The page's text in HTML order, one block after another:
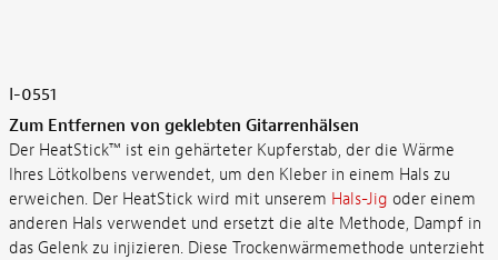
I-0551
Zum Entfernen von geklebten Gitarrenhälsen
Der HeatStick™ ist ein gehärteter Kupferstab, der die Wärme
Ihres Lötkolbens verwendet, um den Kleber in einem Hals zu
erweichen. Der HeatStick wird mit unserem Hals-Jig oder einem
anderen Hals verwendet und ersetzt die alte Methode, Dampf in
das Gelenk zu injizieren. Diese Trockenwärmemethode unterzieht